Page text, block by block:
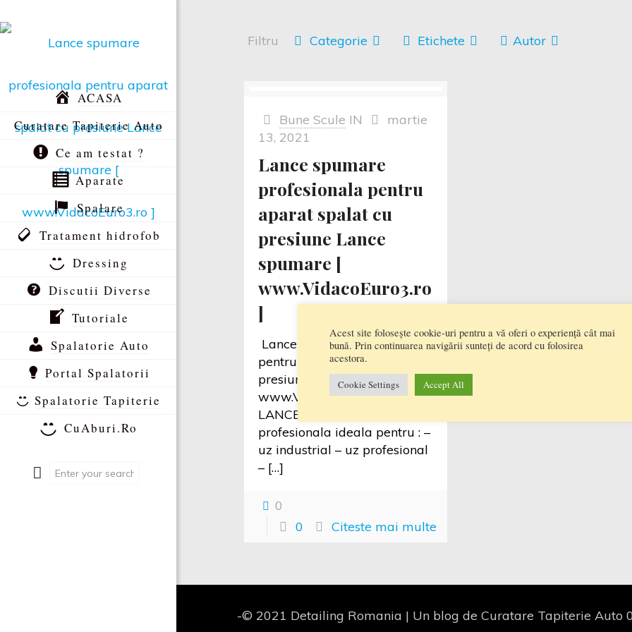
ACASA
Curatare Tapiterie Auto
Ce am testat ?
Aparate
Spalare
Tratament hidrofob
Dressing
Discutii Diverse
Tutoriale
Spalatorie Auto
Portal Spalatorii
Spalatorie Tapiterie
CuAburi.Ro
Filtru Categorie Etichete Autor
Bune Scule IN
martie
13, 2021
Lance spumare
profesionala pentru
aparat spalat cu
presiune Lance
spumare [
www.VidacoEuro3.ro
]
Lance spumare profesionala
pentru aparat spalat cu
presiune Lance spumare [
www.VidacoEuro3.ro ]
LANCE SPUMATOARE
profesionala ideala pentru : –
uz industrial – uz profesional
–[…]
0
0
Citeste mai multe
-© 2021 Detailing Romania | Un blog de Curatare Tapiterie Auto
Acest site folosește cookie-uri pentru a vă oferi o experiență cât mai
bună. Prin continuarea navigării sunteți de acord cu folosirea
acestora.
Cookie Settings Accept All